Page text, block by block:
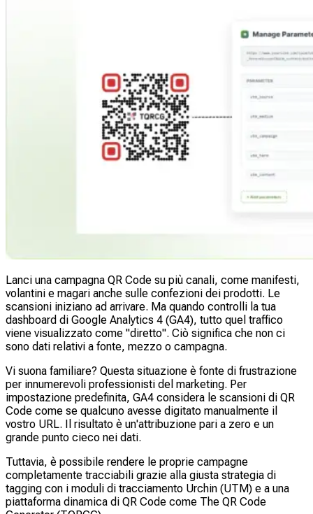
Lanci una campagna QR Code su più canali, come manifesti,
volantini e magari anche sulle confezioni dei prodotti. Le
scansioni iniziano ad arrivare. Ma quando controlli la tua
dashboard di Google Analytics 4 (GA4), tutto quel traffico
viene visualizzato come "diretto". Ciò significa che non ci
sono dati relativi a fonte, mezzo o campagna.
Vi suona familiare? Questa situazione è fonte di frustrazione
per innumerevoli professionisti del marketing. Per
impostazione predefinita, GA4 considera le scansioni di QR
Code come se qualcuno avesse digitato manualmente il
vostro URL. Il risultato è un'attribuzione pari a zero e un
grande punto cieco nei dati.
Tuttavia, è possibile rendere le proprie campagne
completamente tracciabili grazie alla giusta strategia di
tagging con i moduli di tracciamento Urchin (UTM) e a una
piattaforma dinamica di QR Code come The QR Code